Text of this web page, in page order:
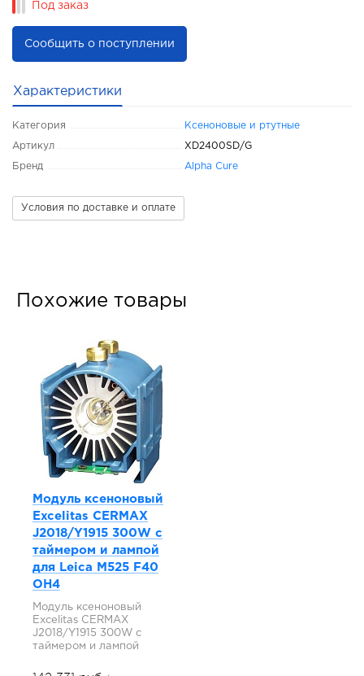
Под заказ
Сообщить о поступлении
Характеристики
Категория Ксеноновые и ртутные
Артикул XD2400SD/G
Бренд Alpha Cure
Условия по доставке и оплате
Похожие товары
Модуль ксеноновый
Excelitas CERMAX
J2018/Y1915 300W с
таймером и лампой
для Leica M525 F40
OH4
Модуль ксеноновый
Excelitas CERMAX
J2018/Y1915 300W с
таймером и лампой